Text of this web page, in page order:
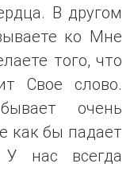
В другом
ко Мне
того, что
Свое слово.
очень
как бы падает
нас всегда